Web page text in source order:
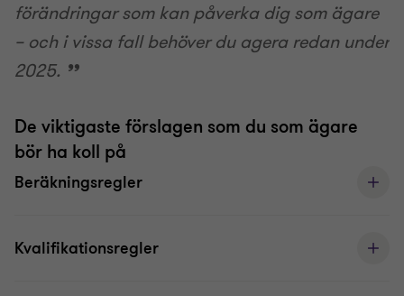
förändringar som kan påverka dig som ägare
– och i vissa fall behöver du agera redan under
2025.
De viktigaste förslagen som du som ägare
bör ha koll på
Beräkningsregler
Kvalifikationsregler